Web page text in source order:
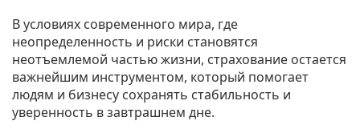
В условиях современного мира, где
неопределенность и риски становятся
неотъемлемой частью жизни, страхование остается
важнейшим инструментом, который помогает
людям и бизнесу сохранять стабильность и
уверенность в завтрашнем дне.